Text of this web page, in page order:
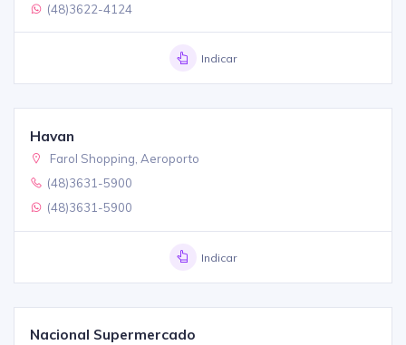
(48)3622-4124
Indicar
Havan
Farol Shopping, Aeroporto
(48)3631-5900
(48)3631-5900
Indicar
Nacional Supermercado